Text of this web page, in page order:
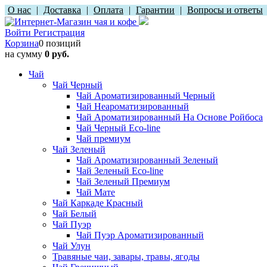
О нас | Доставка | Оплата | Гарантии | Вопросы и ответы
Войти Регистрация
Корзина0 позиций
на сумму 0 руб.
Чай
Чай Черный
Чай Ароматизированный Черный
Чай Неароматизированный
Чай Ароматизированный На Основе Ройбоса
Чай Черный Eco-line
Чай премиум
Чай Зеленый
Чай Ароматизированный Зеленый
Чай Зеленый Eco-line
Чай Зеленый Премиум
Чай Мате
Чай Каркаде Красный
Чай Белый
Чай Пуэр
Чай Пуэр Ароматизированный
Чай Улун
Травяные чаи, завары, травы, ягоды